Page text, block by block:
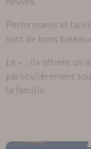
Performants et
sont de bons
Le + : ils offrent un
particulièrement
la famille.